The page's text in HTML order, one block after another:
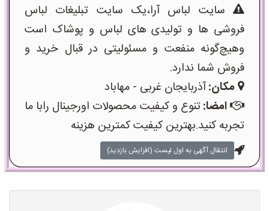
سایت لباس آرا،یک سایت تبلیغات لباس
فروشی ها و تولیدی های لباس و پوشاک است
وهیچ‌گونه منفعت و مسئولیتی در قبال خرید و
فروش شما ندارد.
مکان:آذربایجان غربی - مهاباد
امضا:تنوع و کیفیت محصولات اورجینال رابا ما
تجربه کنید.بهترین کیفیت کمترین هزینه
انتقال آگهی به اول لیست (افزایش بازدید)